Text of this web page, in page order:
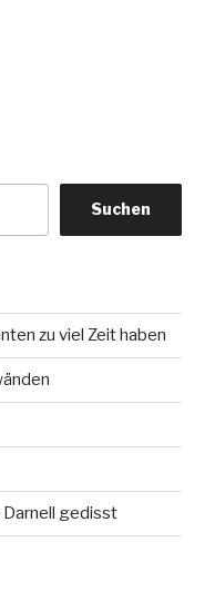
Suchen
zu viel Zeit haben
Darnell gedisst